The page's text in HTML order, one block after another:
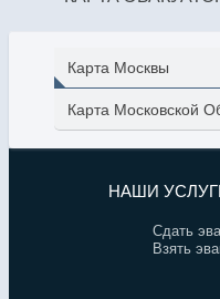
Карта Москвы
Карта Московской
НАШИ
Сдать
Взять